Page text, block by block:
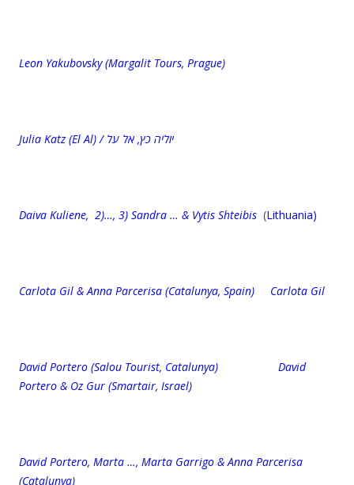
Leon Yakubovsky (Margalit Tours, Prague)
Julia Katz (El Al) / יוליה כץ, אל על
Daiva Kuliene, 2)…, 3) Sandra … & Vytis Shteibis (Lithuania)
Carlota Gil & Anna Parcerisa (Catalunya, Spain) Carlota Gil
David Portero (Salou Tourist, Catalunya) David
Portero & Oz Gur (Smartair, Israel)
David Portero, Marta …, Marta Garrigo & Anna Parcerisa
(Catalunya)